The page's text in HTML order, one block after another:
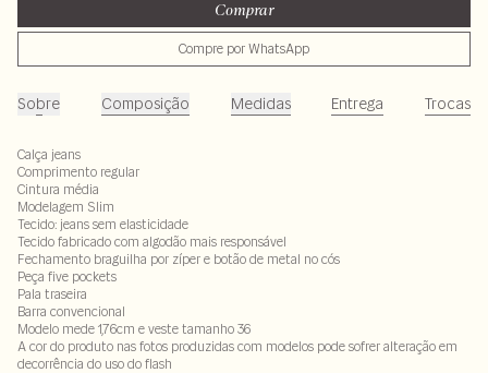
Comprar
Compre por WhatsApp
Sobre Composição Medidas Entrega Trocas
Calça jeans
Comprimento regular
Cintura média
Modelagem Slim
Tecido: jeans sem elasticidade
Tecido fabricado com algodão mais responsável
Fechamento braguilha por zíper e botão de metal no cós
Peça five pockets
Pala traseira
Barra convencional
Modelo mede 1,76cm e veste tamanho 36
A cor do produto nas fotos produzidas com modelos pode sofrer alteração em
decorrência do uso do flash